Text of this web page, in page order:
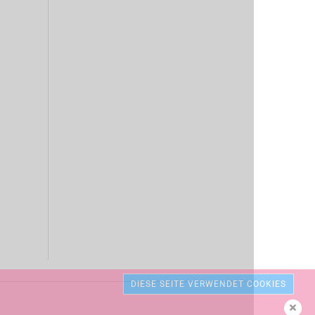
DIESE SEITE VERWENDET COOKIES